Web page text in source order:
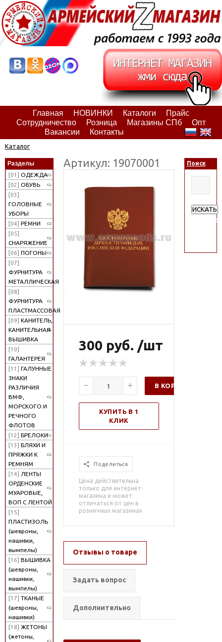
Главная НОВИНКИ Каталоги
Прайс
Сотрудничество
Розница Магазины СПб
Опт
Вакансии
Контакты
Каталог
Разделы
[01] ОДЕЖДА
[02] ОБУВЬ
[03]
ГОЛОВНЫЕ
УБОРЫ
[04] РЕМНИ
[05]
СНАРЯЖЕНИЕ
[06] ПОГОНЫ
[07]
ФУРНИТУРА
МЕТАЛЛИЧЕСКАЯ
[08]
ФУРНИТУРА
ПЛАСТМАССОВАЯ
[09] КАНИТЕЛЬ,
КАНИТЕЛЬНАЯ
ВЫШИВКА
[10]
ГАЛАНТЕРЕЯ
[11] ГАЛУННЫЕ
ЗНАКИ
РАЗЛИЧИЯ
ВМФ,
МОРСКОГО И
РЕЧНОГО
ФЛОТОВ
[12] БРЕЛОКИ
[13] БЛЯХИ И
ПРЯЖКИ К
РЕМНЯМ
[14] ЛЕНТЫ
ОРДЕНСКИЕ
МУАРОВЫЕ,
ВОП С ЛЕНТОЙ
[15]
ПЛАСТИЗОЛЬ
(шевроны,
нашивки,
вымпелы)
[16] ВЫШИВКА
(шевроны,
нашивки,
вымпелы)
[17] ТКАНЫЕ
(шевроны,
нашивки)
[18] ЖЕТОНЫ
(жетоны,
Артикул: 19070001
300 руб. /шт
В КОРЗИНУ
КУПИТЬ В 1
КЛИК
Поделиться
Цена действительна
только для интернет-
магазина и может
отличаться от цен в
розничных магазинах
Отзывы о товаре
Задать вопрос
Дополнительно
Поиск
ИСКАТЬ